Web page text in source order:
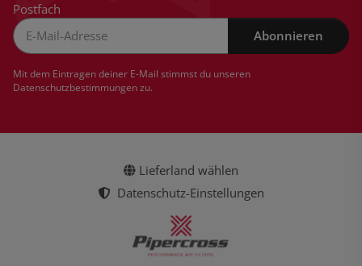
Postfach
Abonnieren
Mit dem Eintragen deiner E-Mail stimmst du unseren
Datenschutzbestimmungenzu.
Lieferland wählen
Datenschutz-Einstellungen